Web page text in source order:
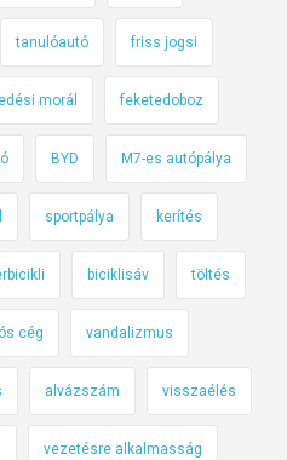
tanulóautó friss jogsi
morál feketedoboz
BYD M7-es autópálya
sportpálya kerítés
biciklisáv töltés
cég vandalizmus
alvázszám visszaélés
vezetésre alkalmasság